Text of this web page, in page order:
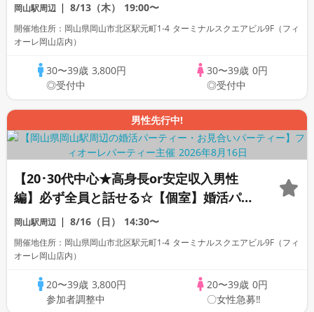
岡山駅周辺 8/13（木） 19:00〜
開催地住所：岡山県岡山市北区駅元町1-4 ターミナルスクエアビル9F（フィ
オーレ岡山店内）
30〜39歳 3,800円
◎受付中
30〜39歳 0円
◎受付中
男性先行中!
【20･30代中心★高身長or安定収入男性
編】必ず全員と話せる☆【個室】婚活パー
ティー～真剣な出会い～
岡山駅周辺 8/16（日） 14:30〜
開催地住所：岡山県岡山市北区駅元町1-4 ターミナルスクエアビル9F（フィ
オーレ岡山店内）
20〜39歳 3,800円
参加者調整中
20〜39歳 0円
〇女性急募‼